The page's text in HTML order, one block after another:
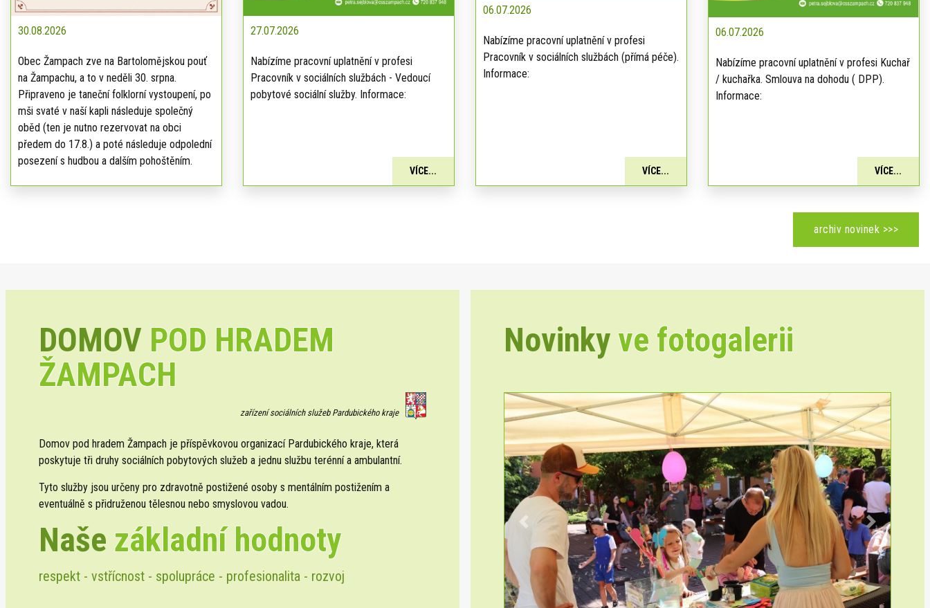
30.08.2026
Obec Žampach zve na Bartolomějskou pouť
na Žampachu, a to v neděli 30. srpna.
Připraveno je taneční folklorní vystoupení, po
mši svaté v naší kapli následuje společný
oběd (ten je nutno rezervovat na obci
předem do 17.8.) a poté následuje odpolední
posezení s hudbou a dalším pohoštěním.
27.07.2026
Nabízíme pracovní uplatnění v profesi
Pracovník v sociálních službách - Vedoucí
pobytové sociální služby. Informace:
VÍCE...
06.07.2026
Nabízíme pracovní uplatnění v profesi
Pracovník v sociálních službách (přímá péče).
Informace:
VÍCE...
06.07.2026
Nabízíme pracovní uplatnění v profesi Kuchař
/ kuchařka. Smlouva na dohodu ( DPP).
Informace:
VÍCE...
archiv novinek >>>
DOMOV POD HRADEM
ŽAMPACH
zařízení sociálních služeb Pardubického kraje
Domov pod hradem Žampach je příspěvkovou organizací Pardubického kraje, která
poskytuje tři druhy sociálních pobytových služeb a jednu službu terénní a ambulantní.
Tyto služby jsou určeny pro zdravotně postižené osoby s mentálním postižením a
eventuálně s přidruženou tělesnou nebo smyslovou vadou.
Naše základní hodnoty
respekt - vstřícnost - spolupráce - profesionalita - rozvoj
Novinkyve fotogalerii
Previous Next